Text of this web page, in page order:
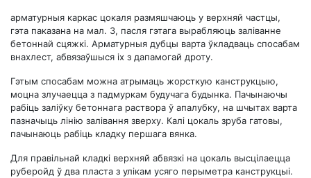
арматурныя каркас цокаля размяшчаюць у верхняй частцы,
гэта паказана на мал. 3, пасля гэтага вырабляюць заліванне
бетоннай сцяжкі. Арматурныя дубцы варта ўкладваць спосабам
внахлест, абвязаўшыся іх з дапамогай дроту.
Гэтым спосабам можна атрымаць жорсткую канструкцыю,
моцна злучаецца з падмуркам будучага будынка. Пачынаючы
рабіць заліўку бетоннага раствора ў апалубку, на шчытах варта
пазначыць лінію залівання зверху. Калі цокаль зруба гатовы,
пачынаюць рабіць кладку першага вянка.
Для правільнай кладкі верхняй абвязкі на цокаль высцілаецца
руберойд ў два пласта з улікам усяго перыметра канструкцыі.